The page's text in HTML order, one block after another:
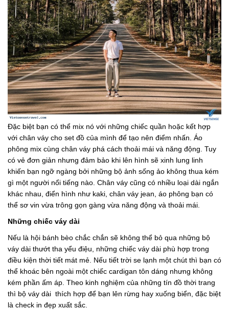
Đặc biệt bạn có thể mix nó với những chiếc quần hoặc kết hợp
với chân váy cho set đồ của mình để tạo nên điểm nhấn. Áo
phông mix cùng chân váy phá cách thoải mái và năng động. Tuy
có vẻ đơn giản nhưng đảm bảo khi lên hình sẽ xinh lung linh
khiến bạn ngỡ ngàng bởi những bộ ảnh sống ảo không thua kém
gì một người nổi tiếng nào. Chân váy cũng có nhiều loại dài ngắn
khác nhau, điển hình như kaki, chân váy jean, áo phông bạn có
thể sơ vin vừa trông gọn gàng vừa năng động và thoải mái.
Những chiếc váy dài
Nếu là hội bánh bèo chắc chắn sẽ không thể bỏ qua những bộ
váy dài thướt tha yểu điệu, những chiếc váy dài phù hợp trong
điều kiện thời tiết mát mẻ. Nếu tiết trời se lạnh một chút thì bạn có
thể khoác bên ngoài một chiếc cardigan tôn dáng nhưng không
kém phần ấm áp. Theo kinh nghiệm của những tín đồ thời trang
thì bộ váy dài thích hợp để bạn lên rừng hay xuống biển, đặc biệt
là check in đẹp xuất sắc.